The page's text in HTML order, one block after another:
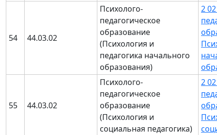
54 44.03.02
Психолого-
педагогическое
образование
(Психология и
педагогика начального
образования)
2
55 44.03.02
Психолого-
педагогическое
образование
(Психология и
социальная педагогика)
2